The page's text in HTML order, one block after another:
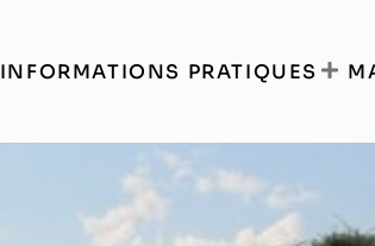
INFORMATIONS PRATIQUES